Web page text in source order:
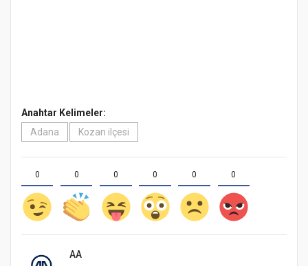
Anahtar Kelimeler:
Adana
Kozan ilçesi
0 0 0 0 0 0
AA